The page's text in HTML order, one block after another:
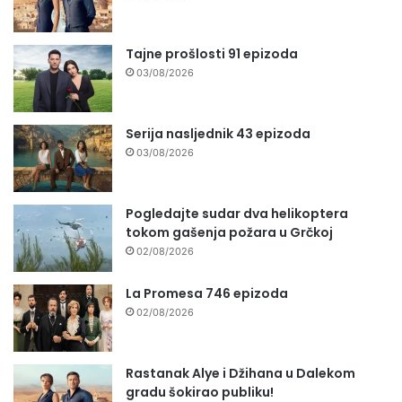
Tajne prošlosti 91 epizoda
03/08/2026
Serija nasljednik 43 epizoda
03/08/2026
Pogledajte sudar dva helikoptera
tokom gašenja požara u Grčkoj
02/08/2026
La Promesa 746 epizoda
02/08/2026
Rastanak Alye i Džihana u Dalekom
gradu šokirao publiku!